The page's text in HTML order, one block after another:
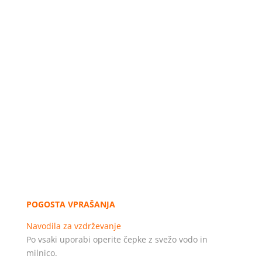
POGOSTA VPRAŠANJA
Navodila za vzdrževanje
Po vsaki uporabi operite čepke z svežo vodo in
milnico.